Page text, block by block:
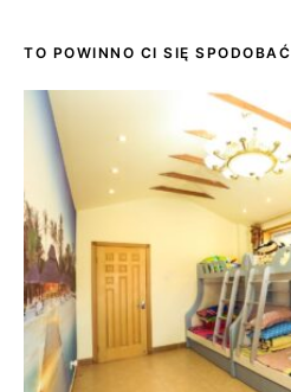
TO POWINNO CI SIĘ SPODOBAĆ